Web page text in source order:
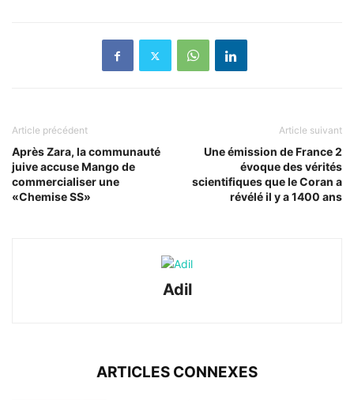
Article précédent
Après Zara, la communauté
juive accuse Mango de
commercialiser une
«Chemise SS»
Article suivant
Une émission de France 2
évoque des vérités
scientifiques que le Coran a
révélé il y a 1400 ans
Adil
ARTICLES CONNEXES